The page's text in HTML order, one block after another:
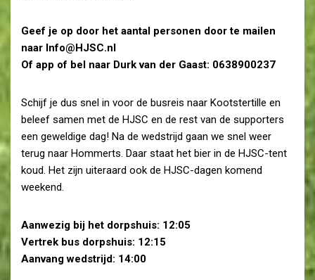
Geef je op door het aantal personen door te mailen
naar Info@HJSC.nl
Of app of bel naar Durk van der Gaast: 0638900237
Schijf je dus snel in voor de busreis naar Kootstertille en
beleef samen met de HJSC en de rest van de supporters
een geweldige dag! Na de wedstrijd gaan we snel weer
terug naar Hommerts. Daar staat het bier in de HJSC-tent
koud. Het zijn uiteraard ook de HJSC-dagen komend
weekend.
Aanwezig bij het dorpshuis: 12:05
Vertrek bus dorpshuis: 12:15
Aanvang wedstrijd: 14:00